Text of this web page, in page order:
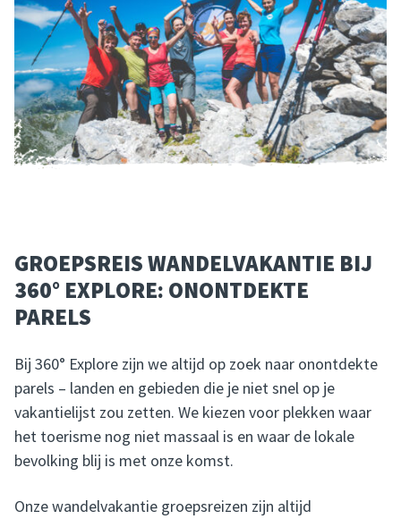
GROEPSREIS WANDELVAKANTIE BIJ
360° EXPLORE: ONONTDEKTE
PARELS
Bij 360° Explore zijn we altijd op zoek naar onontdekte
parels – landen en gebieden die je niet snel op je
vakantielijst zou zetten. We kiezen voor plekken waar
het toerisme nog niet massaal is en waar de lokale
bevolking blij is met onze komst.
Onze wandelvakantie groepsreizen zijn altijd